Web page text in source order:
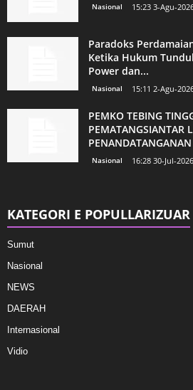
Nasional 15:23 3-Agu-
Paradoks
Ketika Hukum
Power dan...
Nasional 15:11 2-Agu-
PEMKO TEBING
PEMATANGSIANTAR
Nasional 16:28 30-Jul-2026
KATEGORI E POPULLARIZUAR
Sumut
Nasional
NEWS
DAERAH
Internasional
Vidio